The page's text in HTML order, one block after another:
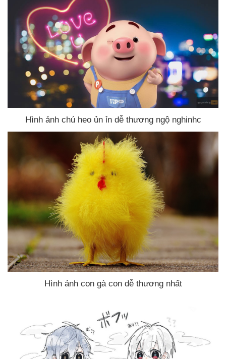
Hình ảnh chú heo ủn ỉn dễ thương ngộ nghinhc
Hình ảnh con gà con dễ thương nhất